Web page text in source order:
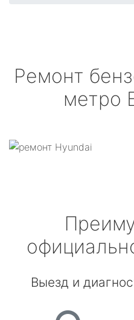
Ремонт
метро
Выезд и